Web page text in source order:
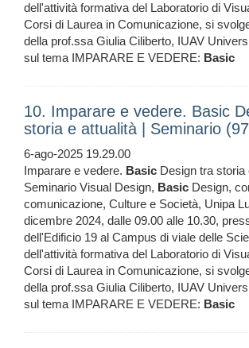
dell'attività formativa del Laboratorio di
Corsi di Laurea in Comunicazione, si
della prof.ssa Giulia Ciliberto, IUAV
sul tema IMPARARE E VEDERE: Basic
10. Imparare e vedere. Basic
storia e attualità | Seminario
6-ago-2025 19.29.00
Imparare e vedere. Basic Design tra storia
Seminario Visual Design, Basic Design,
comunicazione, Culture e Società, Unipa
dicembre 2024, dalle 09.00 alle 10.30,
dell'Edificio 19 al Campus di viale delle
dell'attività formativa del Laboratorio di
Corsi di Laurea in Comunicazione, si
della prof.ssa Giulia Ciliberto, IUAV
sul tema IMPARARE E VEDERE: Basic